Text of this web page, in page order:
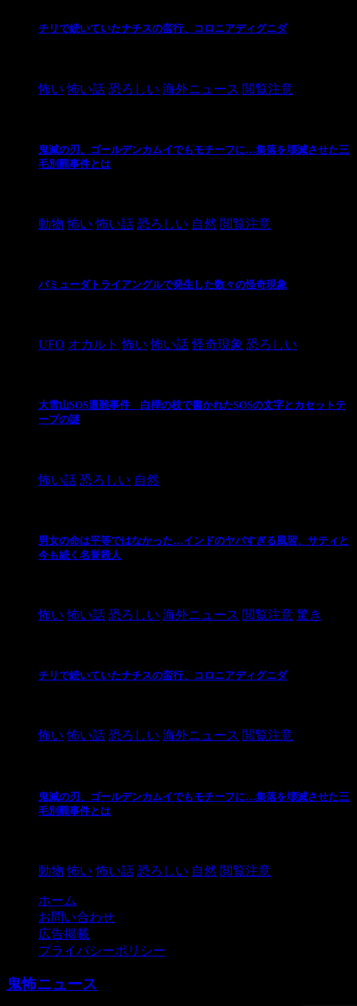
チリで続いていたナチスの蛮行、コロニアディグニダ
怖い 怖い話 恐ろしい 海外ニュース 閲覧注意
鬼滅の刃、ゴールデンカムイでもモチーフに…集落を壊滅させた三
毛別羆事件とは
動物 怖い 怖い話 恐ろしい 自然 閲覧注意
バミューダトライアングルで発生した数々の怪奇現象
UFO オカルト 怖い 怖い話 怪奇現象 恐ろしい
大雪山SOS遭難事件 白樺の枝で書かれたSOSの文字とカセットテ
ープの謎
怖い話 恐ろしい 自然
男女の命は平等ではなかった…インドのヤバすぎる風習、サティと
今も続く名誉殺人
怖い 怖い話 恐ろしい 海外ニュース 閲覧注意 驚き
チリで続いていたナチスの蛮行、コロニアディグニダ
怖い 怖い話 恐ろしい 海外ニュース 閲覧注意
鬼滅の刃、ゴールデンカムイでもモチーフに…集落を壊滅させた三
毛別羆事件とは
動物 怖い 怖い話 恐ろしい 自然 閲覧注意
ホーム
お問い合わせ
広告掲載
プライバシーポリシー
鬼怖ニュース